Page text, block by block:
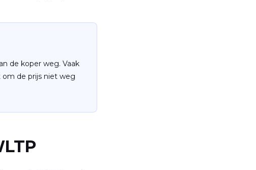
de koper weg. Vaak
de prijs niet weg